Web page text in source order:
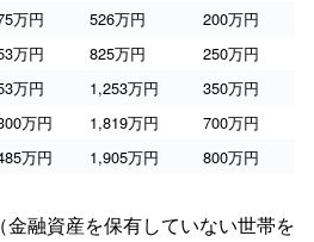
万円 526万円
200万円
万円 825万円
250万円
万円 1,253万円
350万円
万円 1,819万円
700万円
万円 1,905万円 800万円
融資産を保有していない世帯を